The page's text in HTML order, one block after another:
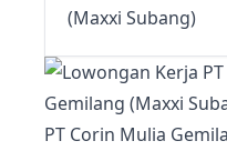
(Maxxi Subang)
PT Corin Mulia